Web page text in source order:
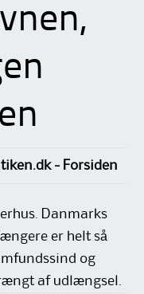
- Forsiden
Danmarks
er helt så
og
af udlængsel.